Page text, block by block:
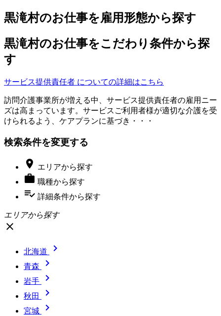
黒滝村のお仕事を雇用形態から探す
黒滝村のお仕事をこだわり条件から探
す
サービス提供責任者 についての詳細はこちら
訪問介護事業所が増える中、サービス提供責任者の雇用ニー
ズは高まっています。サービスご利用者様が適切な介護を受
けられるよう、ケアプランに基づき・・・
検索条件を変更する
 エリアから探す
 職種から探す
playlist_add_check 詳細条件から探す
エリアから探す
close
北海道 
青森 
岩手 
秋田 
宮城 